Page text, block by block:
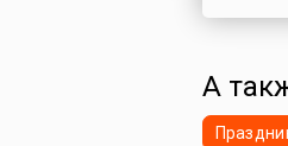
А